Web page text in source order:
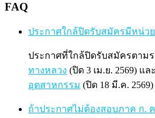
FAQ
ประกาศใกล้ปิดรับสมัครมีหน่วย
ประกาศที่ใกล้ปิดรับสมัครตาม
ทางหลวง (ปิด 3 เม.ย. 2569) และ
อุตสาหกรรม (ปิด 18 มี.ค. 2569)
ถ้าประกาศไม่ต้องสอบภาค ก. ค